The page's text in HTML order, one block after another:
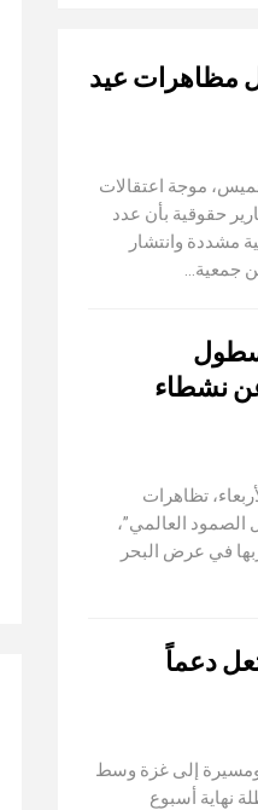
مظاهرات عيد
موجة اعتقالات
حقوقية بأن عدد
أمنية مشددة وانتشار
جمعية…
نشطاء
تظاهرات
الصمود العالمي”،
في عرض البحر
دعماً
ومسيرة إلى غزة وسط
نهاية أسبوع